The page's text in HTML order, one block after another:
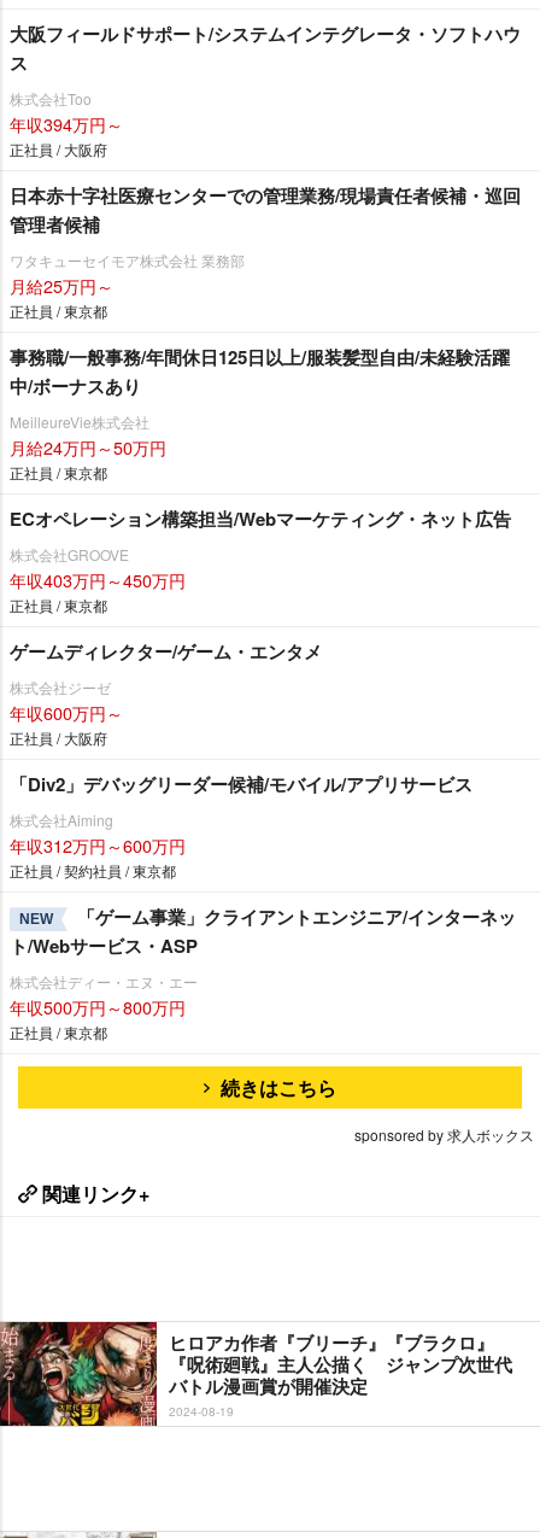
大阪フィールドサポート/システムインテグレータ・ソフトハウ
ス
株式会社Too
年収394万円～
正社員 / 大阪府
日本赤十字社医療センターでの管理業務/現場責任者候補・巡回
管理者候補
ワタキューセイモア株式会社 業務部
月給25万円～
正社員 / 東京都
事務職/一般事務/年間休日125日以上/服装髪型自由/未経験活躍
中/ボーナスあり
MeilleureVie株式会社
月給24万円～50万円
正社員 / 東京都
ECオペレーション構築担当/Webマーケティング・ネット広告
株式会社GROOVE
年収403万円～450万円
正社員 / 東京都
ゲームディレクター/ゲーム・エンタメ
株式会社ジーゼ
年収600万円～
正社員 / 大阪府
「Div2」デバッグリーダー候補/モバイル/アプリサービス
株式会社Aiming
年収312万円～600万円
正社員 / 契約社員 / 東京都
NEW
「ゲーム事業」クライアントエンジニア/インターネッ
ト/Webサービス・ASP
株式会社ディー・エヌ・エー
年収500万円～800万円
正社員 / 東京都
続きはこちら
sponsored by 求人ボックス
関連リンク+
ヒロアカ作者『ブリーチ』『ブラクロ』
『呪術廻戦』主人公描く ジャンプ次世代
バトル漫画賞が開催決定
2024-08-19